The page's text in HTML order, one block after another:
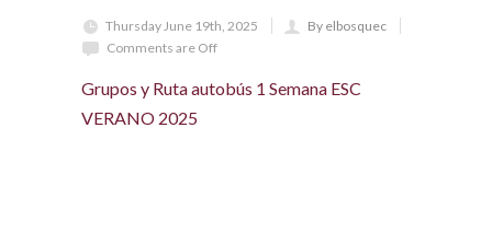
Thursday June 19th, 2025
By elbosquec
Comments are Off
Grupos y Ruta autobús 1 Semana ESC
VERANO 2025